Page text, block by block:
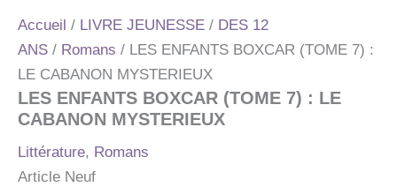
Accueil / LIVRE JEUNESSE / DES 12
ANS / Romans / LES ENFANTS BOXCAR (TOME 7) :
LE CABANON MYSTERIEUX
LES ENFANTS BOXCAR (TOME 7) : LE
CABANON MYSTERIEUX
Littérature, Romans
Article Neuf